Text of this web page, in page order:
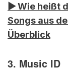
▶︎ Wie heißt
Songs aus
Überblick
3. Music ID